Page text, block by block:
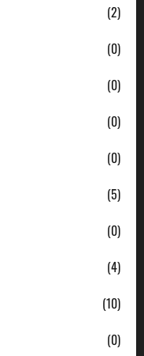
(2)
(0)
(0)
(0)
(0)
(5)
(0)
(4)
(10)
(0)